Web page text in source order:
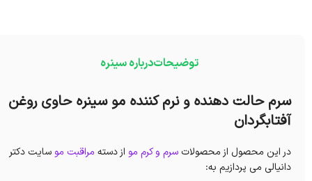
توضیحاتدرباره سینره
سرم حالت دهنده و نرم کننده مو سینره حاوی روغن
آفتابگردان
در این محصول از محصولات سرم و کرم مو از دسته مراقبت مو سایت دکتر
دانیالی می پردازیم به: